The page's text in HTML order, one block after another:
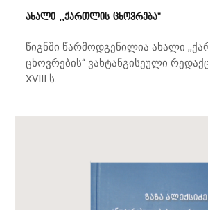
ახალი ,,ქართლის ცხოვრება”
წიგნში წარმოდგენილია ახალი
ცხოვრების“ ვახტანგისეული
XVIII ს....